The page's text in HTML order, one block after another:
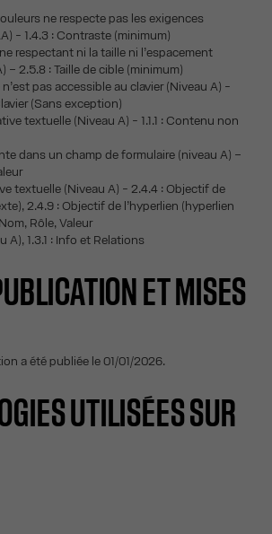
ne respecte pas les exigences
- 1.4.3 : Contraste (minimum)
respectant ni la taille ni l’espacement
– 2.5.8 : Taille de cible (minimum)
pas accessible au clavier (Niveau A) -
(Sans exception)
textuelle (Niveau A) - 1.1.1 : Contenu non
dans un champ de formulaire (niveau A) –
textuelle (Niveau A) - 2.4.4 : Objectif de
2.4.9 : Objectif de l’hyperlien (hyperlien
Rôle, Valeur
A), 1.3.1 : Info et Relations
ET MISES
a été publiée le 01/01/2026.
UTILISÉES SUR